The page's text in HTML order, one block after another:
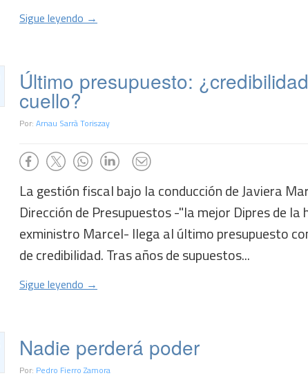
Sigue leyendo →
Último presupuesto:
cuello?
Por: Arnau Sarrà Toriszay
La gestión fiscal bajo la conducción de Javiera
Dirección de Presupuestos -"la mejor Dipres de la
exministro Marcel- llega al último presupuesto
de credibilidad. Tras años de supuestos...
Sigue leyendo →
Nadie perderá poder
Por: Pedro Fierro Zamora